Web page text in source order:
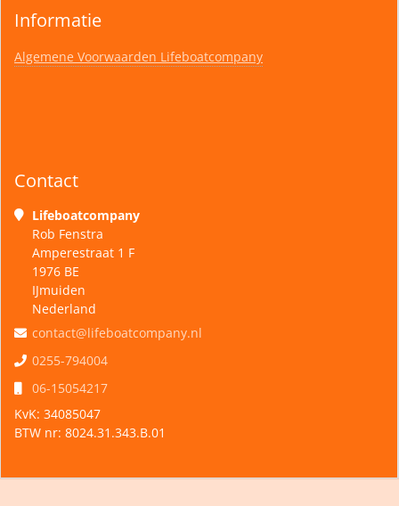
Informatie
Algemene Voorwaarden Lifeboatcompany
Contact
Lifeboatcompany
Rob Fenstra
Amperestraat 1 F
1976 BE
IJmuiden
Nederland
contact@lifeboatcompany.nl
0255-794004
06-15054217
KvK: 34085047
BTW nr: 8024.31.343.B.01